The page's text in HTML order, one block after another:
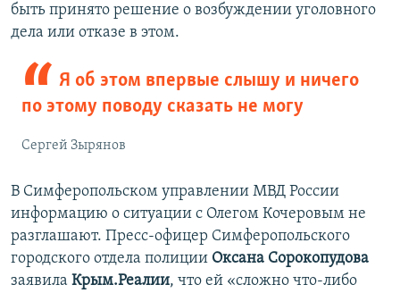
быть принято решение о возбуждении уголовного
дела или отказе в этом.
Я об этом впервые слышу и ничего
по этому поводу сказать не могу
Сергей Зырянов
В Симферопольском управлении МВД России
информацию о ситуации с Олегом Кочеровым не
разглашают. Пресс-офицер Симферопольского
городского отдела полиции Оксана Сорокопудова
заявила Крым.Реалии, что ей «сложно что-либо